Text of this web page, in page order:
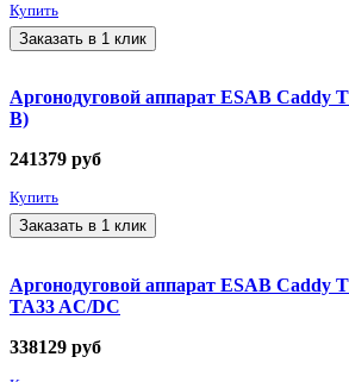
Купить
Заказать в 1 клик
Аргонодуговой аппарат ESAB Caddy
В)
241379 руб
Купить
Заказать в 1 клик
Аргонодуговой аппарат ESAB Caddy
TA33 AC/DC
338129 руб